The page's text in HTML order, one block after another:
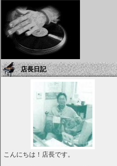
店長日記
こんにちは！店長です。